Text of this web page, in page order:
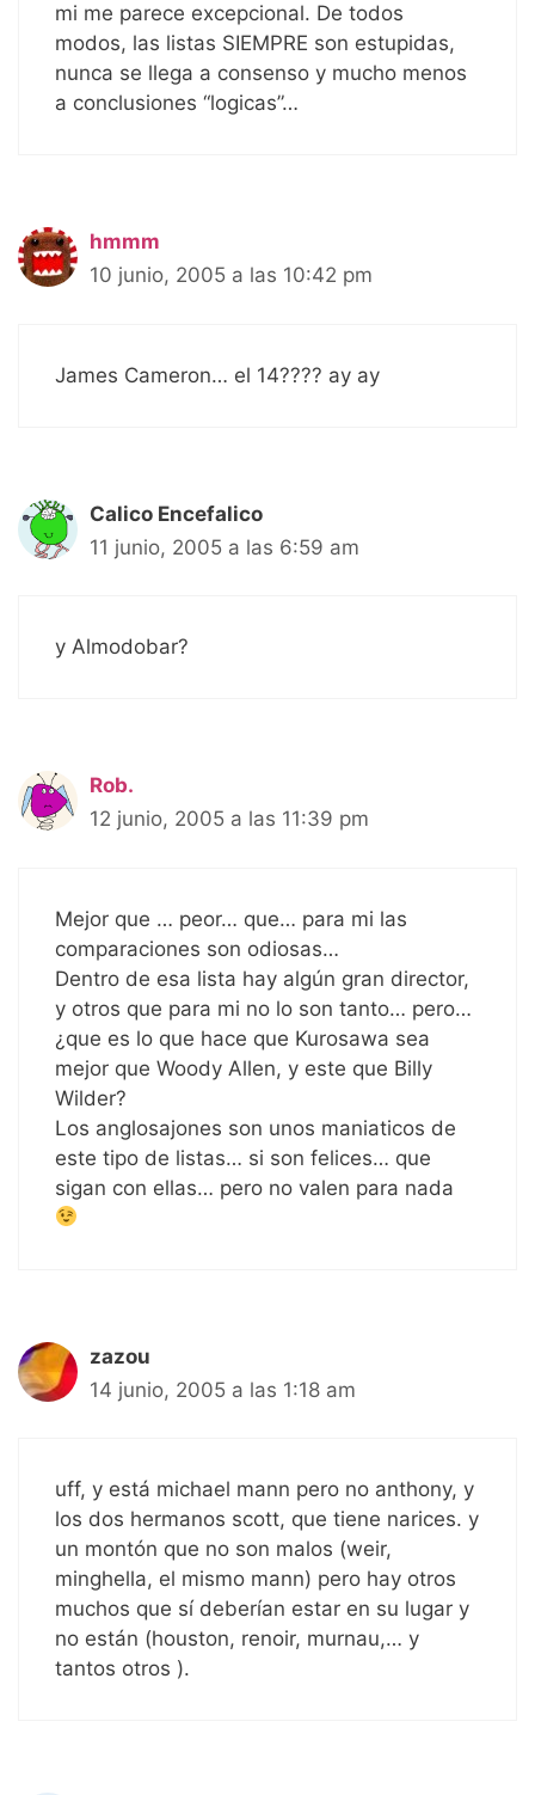
mi me parece excepcional. De todos
modos, las listas SIEMPRE son estupidas,
nunca se llega a consenso y mucho menos
a conclusiones “logicas”…
hmmm
10 junio, 2005 a las 10:42 pm
James Cameron… el 14???? ay ay
Calico Encefalico
11 junio, 2005 a las 6:59 am
y Almodobar?
Rob.
12 junio, 2005 a las 11:39 pm
Mejor que … peor… que… para mi las
comparaciones son odiosas…
Dentro de esa lista hay algún gran director,
y otros que para mi no lo son tanto… pero…
¿que es lo que hace que Kurosawa sea
mejor que Woody Allen, y este que Billy
Wilder?
Los anglosajones son unos maniaticos de
este tipo de listas… si son felices… que
sigan con ellas… pero no valen para nada
zazou
14 junio, 2005 a las 1:18 am
uff, y está michael mann pero no anthony, y
los dos hermanos scott, que tiene narices. y
un montón que no son malos (weir,
minghella, el mismo mann) pero hay otros
muchos que sí deberían estar en su lugar y
no están (houston, renoir, murnau,… y
tantos otros ).